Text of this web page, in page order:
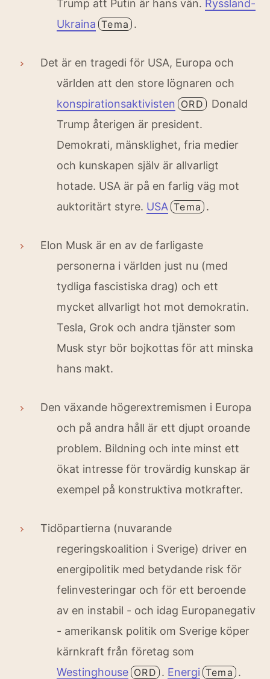
Trump att Putin är hans vän. Ryssland-
Ukraina Tema .
Det är en tragedi för USA, Europa och
världen att den store lögnaren och
konspirationsaktivisten ORD
Donald
Trump återigen är president.
Demokrati, mänsklighet, fria medier
och kunskapen själv är allvarligt
hotade. USA är på en farlig väg mot
auktoritärt styre. USA Tema .
Elon Musk är en av de farligaste
personerna i världen just nu (med
tydliga fascistiska drag) och ett
mycket allvarligt hot mot demokratin.
Tesla, Grok och andra tjänster som
Musk styr bör bojkottas för att minska
hans makt.
Den växande högerextremismen i Europa
och på andra håll är ett djupt oroande
problem. Bildning och inte minst ett
ökat intresse för trovärdig kunskap är
exempel på konstruktiva motkrafter.
Tidöpartierna (nuvarande
regeringskoalition i Sverige) driver en
energipolitik med betydande risk för
felinvesteringar och för ett beroende
av en instabil - och idag Europanegativ
- amerikansk politik om Sverige köper
kärnkraft från företag som
Westinghouse ORD . Energi Tema .